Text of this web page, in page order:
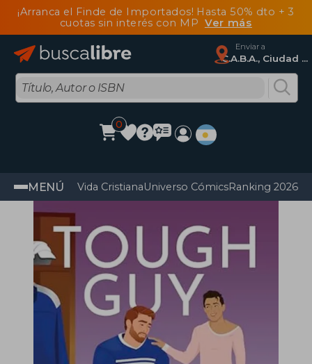
¡Arranca el Finde de Importados! Hasta 50% dto + 3
cuotas sin interés con MP Ver más
Enviar a
C.A.B.A., Ciudad Autónoma De Buenos Aires
0
MENÚ Vida CristianaUniverso CómicsRanking 2026